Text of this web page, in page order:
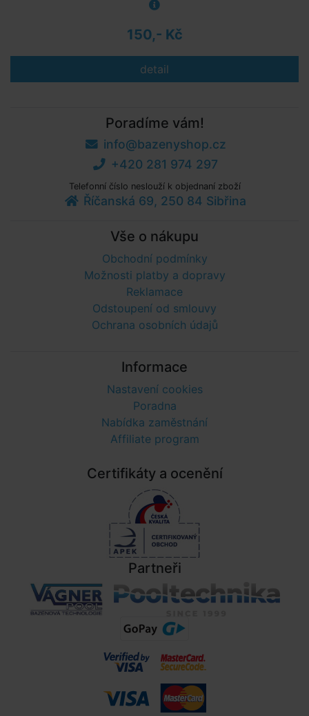
150,- Kč
detail
Poradíme vám!
info@bazenyshop.cz
+420 281 974 297
Telefonní číslo neslouží k objednaní zboží
Říčanská 69, 250 84 Sibřina
Vše o nákupu
Obchodní podmínky
Možnosti platby a dopravy
Reklamace
Odstoupení od smlouvy
Ochrana osobních údajů
Informace
Nastavení cookies
Poradna
Nabídka zaměstnání
Affiliate program
Certifikáty a ocenění
Partneři